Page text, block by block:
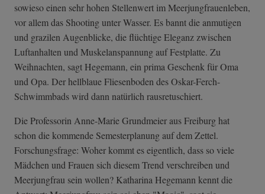
sowieso einen sehr hohen Stellenwert im Meerjungfrauenleben,
vor allem das Shooting unter Wasser. Es bannt die anmutigen
und grazilen Augenblicke, die flüchtige Eleganz zwischen
Luftanhalten und Muskelanspannung auf Festplatte. Zu
Weihnachten, sagt Hegemann, ein prima Geschenk für Oma
und Opa. Der hellblaue Fliesenboden des Oskar-Ferch-
Schwimmbads wird dann natürlich rausretuschiert.
Die Professorin Anne-Marie Grundmeier aus Freiburg hat
schon die kommende Semesterplanung auf dem Zettel.
Forschungsfrage: Woher kommt es eigentlich, dass so viele
Mädchen und Frauen sich diesem Trend verschreiben und
Meerjungfrau sein wollen? Katharina Hegemann kennt die